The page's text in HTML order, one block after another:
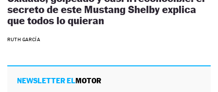
secreto de este Mustang Shelby explica
que todos lo quieran
RUTH GARCÍA
NEWSLETTER ELMOTOR